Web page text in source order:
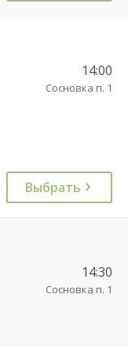
14:00
Сосновка п. 1
Выбрать
14:30
Сосновка п. 1